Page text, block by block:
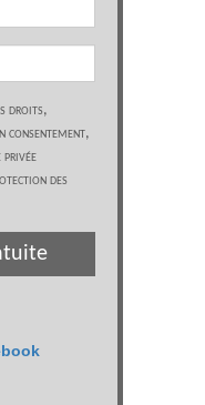
droits,
consentement,
des